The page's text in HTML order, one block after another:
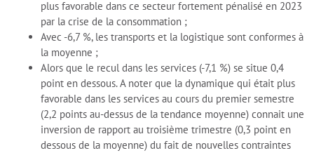
plus favorable dans ce secteur fortement pénalisé en 2023
par la crise de la consommation ;
Avec -6,7 %, les transports et la logistique sont conformes à
la moyenne ;
Alors que le recul dans les services (-7,1 %) se situe 0,4
point en dessous. A noter que la dynamique qui était plus
favorable dans les services au cours du premier semestre
(2,2 points au-dessus de la tendance moyenne) connait une
inversion de rapport au troisième trimestre (0,3 point en
dessous de la moyenne) du fait de nouvelles contraintes